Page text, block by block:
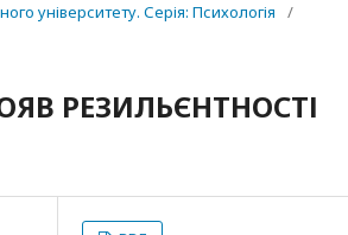
університету. Серія: Психологія
/
РЕЗИЛЬЄНТНОСТІ